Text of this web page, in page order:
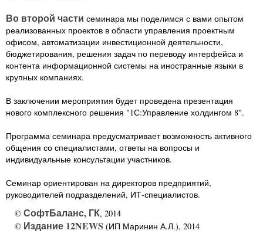
Во второй части семинара мы поделимся с вами опытом
реализованных проектов в области управления проектным
офисом, автоматизации инвестиционной деятельности,
бюджетирования, решения задач по переводу интерфейса и
контента информационной системы на иностранные языки в
крупных компаниях.
В заключении мероприятия будет проведена презентация
нового комплексного решения "1С:Управление холдингом 8".
Программа семинара предусматривает возможность активного
общения со специалистами, ответы на вопросы и
индивидуальные консультации участников.
Семинар ориентирован на директоров предприятий,
руководителей подразделений, ИТ-специалистов.
© СофтБаланс, ГК, 2014
© Издание 12NEWS (ИП Маринин А.Л.), 2014